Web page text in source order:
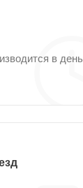
в день